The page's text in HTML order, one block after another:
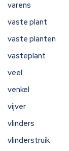
varens
vaste plant
vaste planten
vasteplant
veel
venkel
vijver
vlinders
vlinderstruik